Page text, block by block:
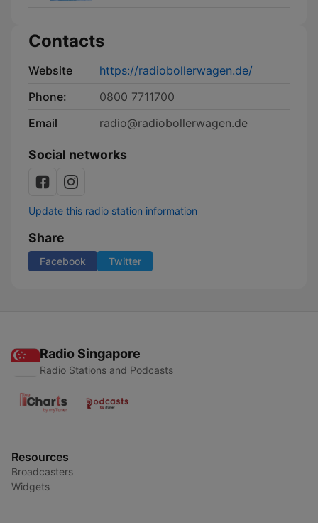
Contacts
Website
https://radiobollerwagen.de/
Phone:
0800 7711700
Email
radio@radiobollerwagen.de
Social networks
Update this radio station information
Share
Facebook Twitter
Radio Singapore
Radio Stations and Podcasts
Resources
Broadcasters
Widgets